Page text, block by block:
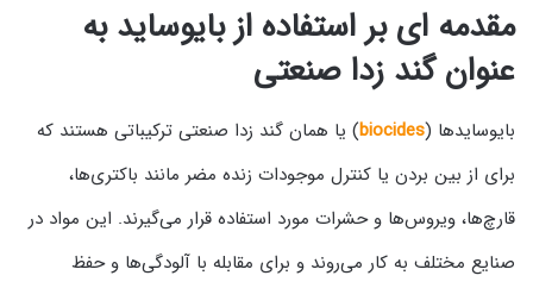
مقدمه ای بر استفاده از بایوساید به
عنوان گند زدا صنعتی
بایوسایدها (biocides) یا همان گند زدا صنعتی ترکیباتی هستند که
برای از بین بردن یا کنترل موجودات زنده مضر مانند باکتری‌ها،
قارچ‌ها، ویروس‌ها و حشرات مورد استفاده قرار می‌گیرند. این مواد در
صنایع مختلف به کار می‌روند و برای مقابله با آلودگی‌ها و حفظ